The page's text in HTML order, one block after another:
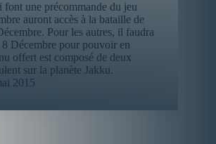
font une précommande du jeu
auront accès à la bataille de
Pour les autres, il faudra
Décembre pour pouvoir en
offert est composé de deux
sur la planète Jakku.
2015